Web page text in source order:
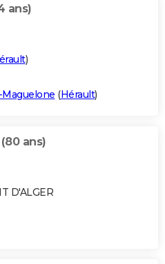
ans)
)
(Hérault)
(80 ans)
D'ALGER